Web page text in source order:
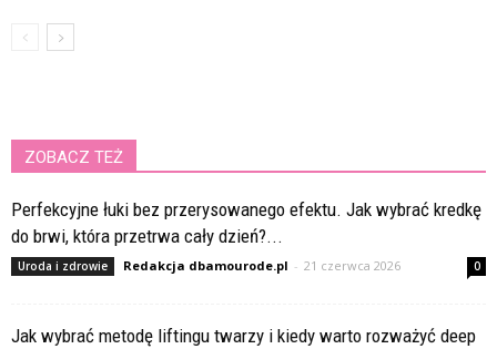
ZOBACZ TEŻ
Perfekcyjne łuki bez przerysowanego efektu. Jak wybrać kredkę
do brwi, która przetrwa cały dzień?...
Uroda i zdrowie Redakcja dbamourode.pl - 21 czerwca 2026 0
Jak wybrać metodę liftingu twarzy i kiedy warto rozważyć deep